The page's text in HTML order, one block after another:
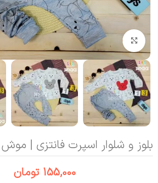
بزرگنمایی تصویر
بلوز و شلوار اسپرت فانتزی |
155,000 تومان